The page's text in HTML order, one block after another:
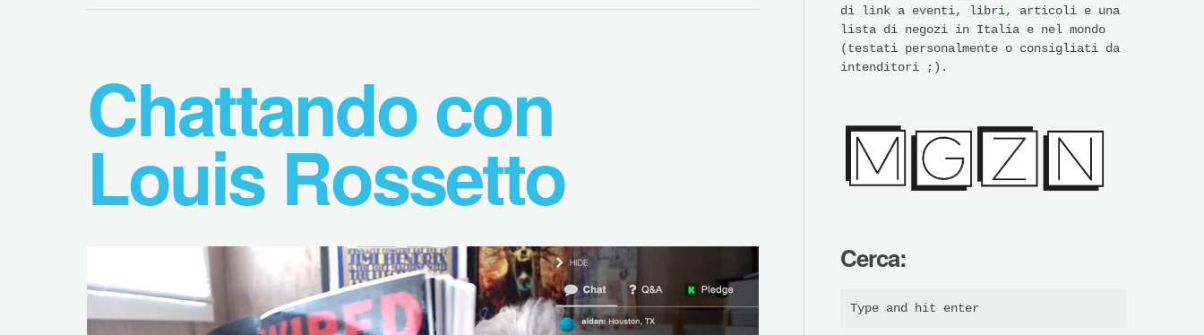
Chattando con
Louis Rossetto
di link a eventi, libri, articoli e una
lista di negozi in Italia e nel mondo
(testati personalmente o consigliati da
intenditori ;).
Cerca: